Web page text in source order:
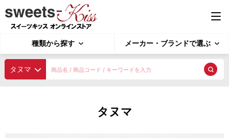
種類から探す
種類から探す
2L ジェラート
メーカー・ブランドで選ぶ
タヌマ
タヌマ